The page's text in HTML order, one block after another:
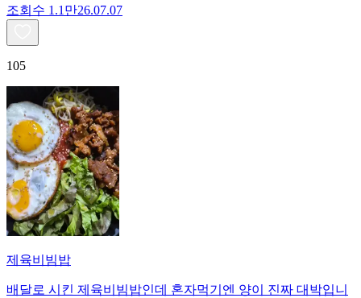
조회수 1.1만26.07.07
105
제육비빔밥
배달로 시킨 제육비빔밥인데 혼자먹기엔 양이 진짜 대박입니